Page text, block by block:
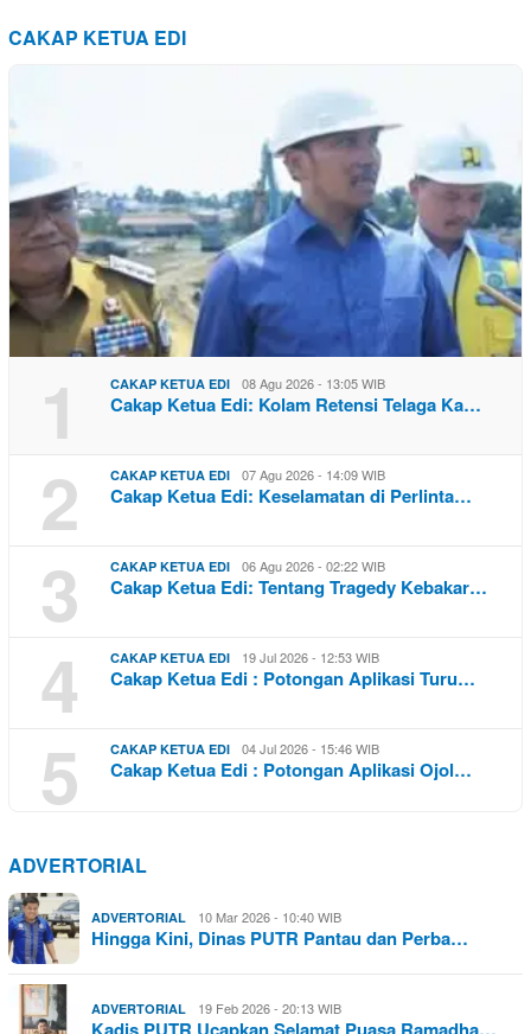
CAKAP KETUA EDI
1 CAKAP KETUA EDI 08 Agu 2026 - 13:05 WIB
Cakap Ketua Edi: Kolam Retensi Telaga Ka…
2 CAKAP KETUA EDI 07 Agu 2026 - 14:09 WIB
Cakap Ketua Edi: Keselamatan di Perlinta…
3 CAKAP KETUA EDI 06 Agu 2026 - 02:22 WIB
Cakap Ketua Edi: Tentang Tragedy Kebakar…
4 CAKAP KETUA EDI 19 Jul 2026 - 12:53 WIB
Cakap Ketua Edi : Potongan Aplikasi Turu…
5 CAKAP KETUA EDI 04 Jul 2026 - 15:46 WIB
Cakap Ketua Edi : Potongan Aplikasi Ojol…
ADVERTORIAL
ADVERTORIAL 10 Mar 2026 - 10:40 WIB
Hingga Kini, Dinas PUTR Pantau dan Perba…
ADVERTORIAL 19 Feb 2026 - 20:13 WIB